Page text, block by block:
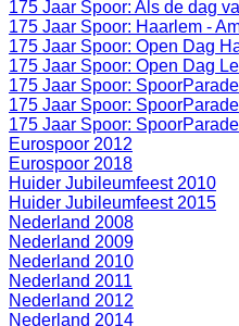
175 Jaar Spoor: Als de dag
175 Jaar Spoor: Haarlem -
175 Jaar Spoor: Open Dag
175 Jaar Spoor: Open Dag
175 Jaar Spoor:
175 Jaar Spoor:
175 Jaar Spoor:
Eurospoor 2012
Eurospoor 2018
Huider Jubileumfeest 2010
Huider Jubileumfeest 2015
Nederland 2008
Nederland 2009
Nederland 2010
Nederland 2011
Nederland 2012
Nederland 2014